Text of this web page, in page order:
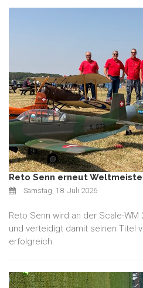
Reto Senn erneut
Samstag, 18. Juli 2026
Reto Senn wird an der Scale-
und verteidigt damit seinen Titel
erfolgreich.